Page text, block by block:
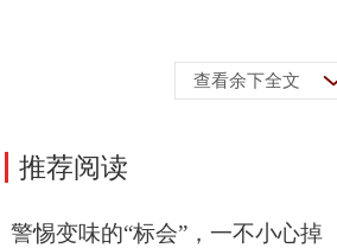
查看余下全文
推荐阅读
警惕变味的“标会”，一不小心掉